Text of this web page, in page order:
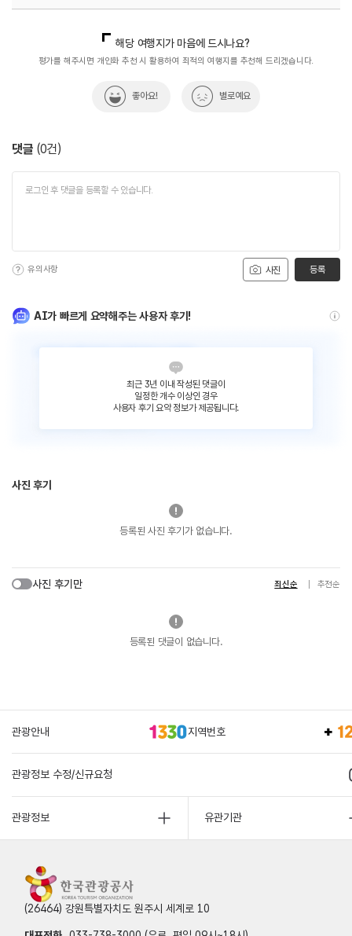
해당 여행지가 마음에 드시나요?
평가를 해주시면 개인화 추천 시 활용하여 최적의 여행지를 추천해 드리겠습니다.
좋아요! 별로예요
댓글 (0건)
사진
유의사항 등록
AI가 빠르게 요약해주는 사용자 후기!
최근 3년 이내 작성된 댓글이
일정한 개수 이상인 경우
사용자 후기 요약 정보가 제공됩니다.
사진 후기
등록된 사진 후기가 없습니다.
사진 후기만 최신순 추천순
등록된 댓글이 없습니다.
관광안내 지역번호
관광정보 수정/신규요청
관광정보 유관기관
(26464) 강원특별자치도 원주시 세계로 10